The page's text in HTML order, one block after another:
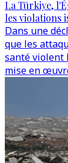
La Türkiye,
les violations
Dans une
que les
santé violent
mise en